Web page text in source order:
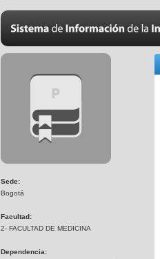
Sede:
Bogotá
Facultad:
2- FACULTAD DE MEDICINA
Dependencia: